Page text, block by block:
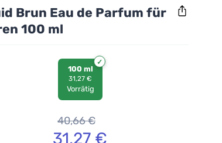
Brun Eau de Parfum für
100 ml
100 ml
31,27 €
Vorrätig
40,66€
31,27 €